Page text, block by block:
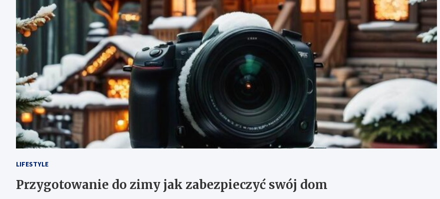
LIFESTYLE
Przygotowanie do zimy jak zabezpieczyć swój dom